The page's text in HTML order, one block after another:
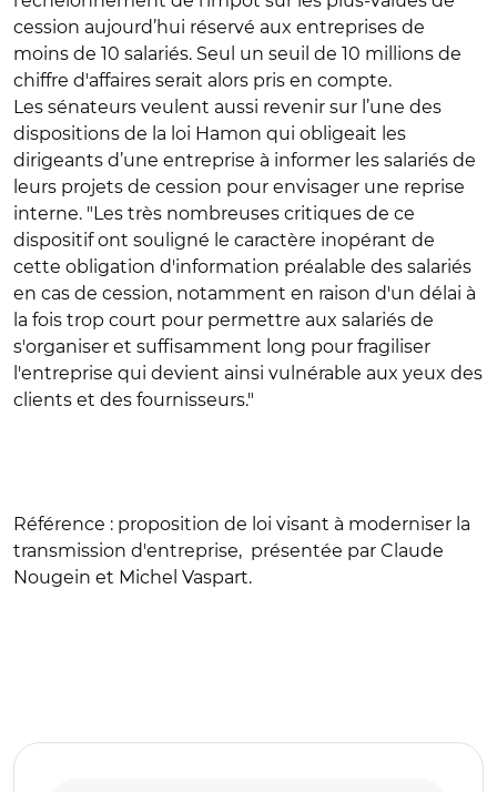
cession aujourd’hui réservé aux entreprises de
moins de 10 salariés. Seul un seuil de 10 millions de
chiffre d'affaires serait alors pris en compte.
Les sénateurs veulent aussi revenir sur l’une des
dispositions de la loi Hamon qui obligeait les
dirigeants d’une entreprise à informer les salariés de
leurs projets de cession pour envisager une reprise
interne. "Les très nombreuses critiques de ce
dispositif ont souligné le caractère inopérant de
cette obligation d'information préalable des salariés
en cas de cession, notamment en raison d'un délai à
la fois trop court pour permettre aux salariés de
s'organiser et suffisamment long pour fragiliser
l'entreprise qui devient ainsi vulnérable aux yeux des
clients et des fournisseurs."
Référence : proposition de loi visant à moderniser la
transmission d'entreprise, présentée par Claude
Nougein et Michel Vaspart.